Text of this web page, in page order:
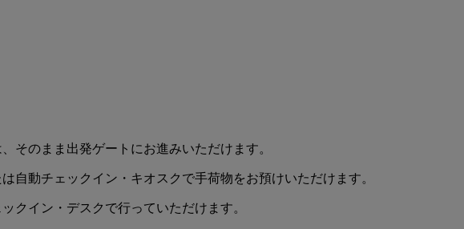
そのまま出発ゲートにお進みいただけます。
自動チェックイン・キオスクで手荷物をお預けいただけます。
クイン・デスクで行っていただけます。